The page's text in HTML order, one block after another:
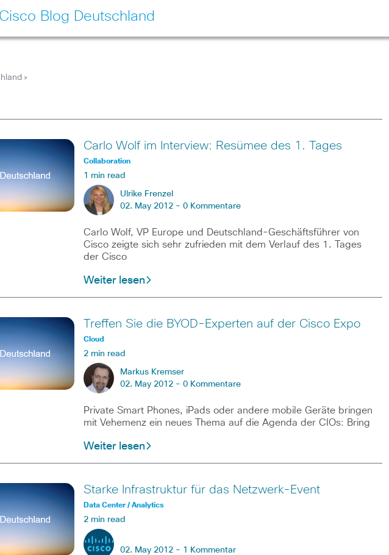
Cisco Blog Deutschland
>
Carlo Wolf im Interview: Resümee des 1. Tages
Collaboration
1 min read
Ulrike Frenzel
02. May 2012 - 0 Kommentare
Carlo Wolf, VP Europe und Deutschland-Geschäftsführer von
Cisco zeigte sich sehr zufrieden mit dem Verlauf des 1. Tages
der Cisco
Weiter lesen
Treffen Sie die BYOD-Experten auf der Cisco Expo
Cloud
2 min read
Markus Kremser
02. May 2012 - 0 Kommentare
Private Smart Phones, iPads oder andere mobile Geräte bringen
mit Vehemenz ein neues Thema auf die Agenda der CIOs: Bring
Weiter lesen
Starke Infrastruktur für das Netzwerk-Event
Data Center / Analytics
2 min read
02. May 2012 - 1 Kommentar